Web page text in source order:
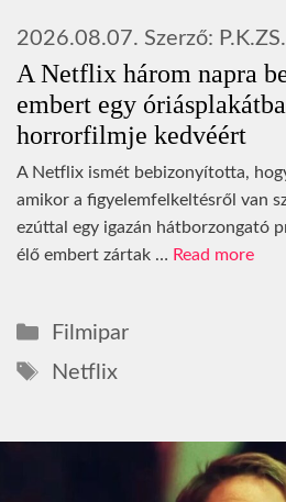
A Netflix három napra
embert egy
horrorfilmje kedvéért
2026.08.07. Szerző: P.K.ZS.
A Netflix ismét bebizonyította,
amikor a figyelemfelkeltésről van
ezúttal egy igazán hátborzongató
élő embert zártak … Read more
Kategória
Filmipar
Címkék
Netflix